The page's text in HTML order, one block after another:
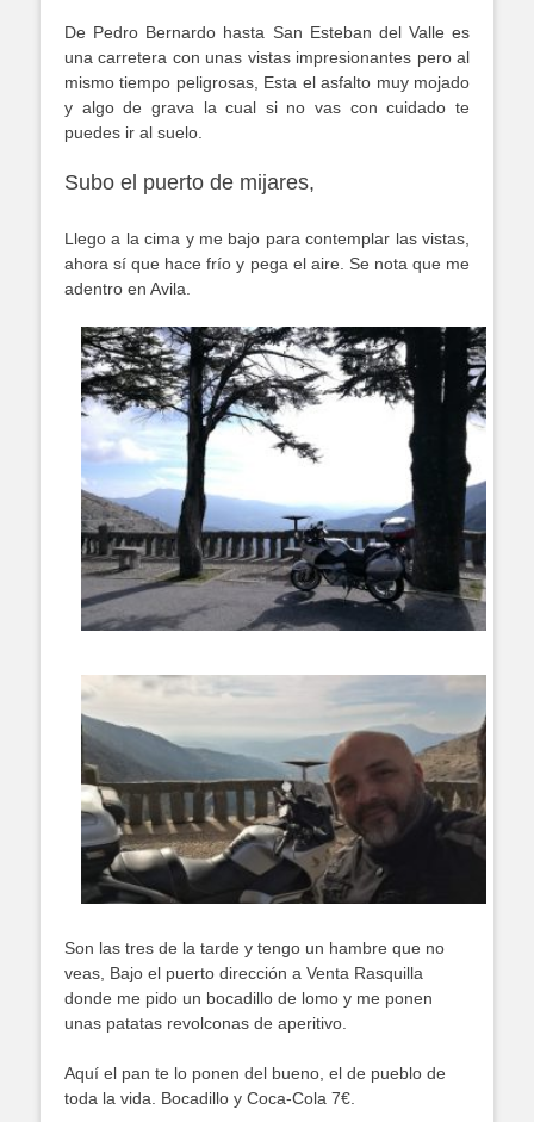
De Pedro Bernardo hasta San Esteban del Valle es
una carretera con unas vistas impresionantes pero al
mismo tiempo peligrosas, Esta el asfalto muy mojado
y algo de grava la cual si no vas con cuidado te
puedes ir al suelo.
Subo el puerto de mijares,
Llego a la cima y me bajo para contemplar las vistas,
ahora sí que hace frío y pega el aire. Se nota que me
adentro en Avila.
Son las tres de la tarde y tengo un hambre que no
veas, Bajo el puerto dirección a Venta Rasquilla
donde me pido un bocadillo de lomo y me ponen
unas patatas revolconas de aperitivo.
Aquí el pan te lo ponen del bueno, el de pueblo de
toda la vida. Bocadillo y Coca-Cola 7€.